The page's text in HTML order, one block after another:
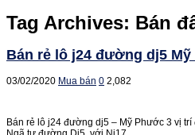
Tag Archives: Bán
Bán rẻ lô j24 đường dj5
03/02/2020 Mua bán 0 2,082
Bán rẻ lô j24 đường dj5 – Mỹ Phước 3 vị